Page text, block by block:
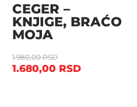
CEGER –
KNJIGE, BRAĆO
MOJA
1.980,00RSD
1.680,00 RSD